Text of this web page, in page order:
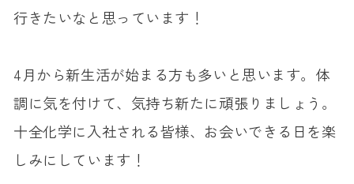
行きたいなと思っています！
4月から新生活が始まる方も多いと思います。体
調に気を付けて、気持ち新たに頑張りましょう。
十全化学に入社される皆様、お会いできる日を楽
しみにしています！